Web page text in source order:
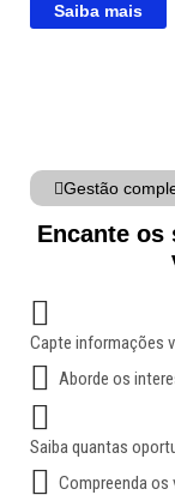
Saiba mais
Gestão
Encante os
Capte informações
Aborde os
Saiba quantas
Compreenda os